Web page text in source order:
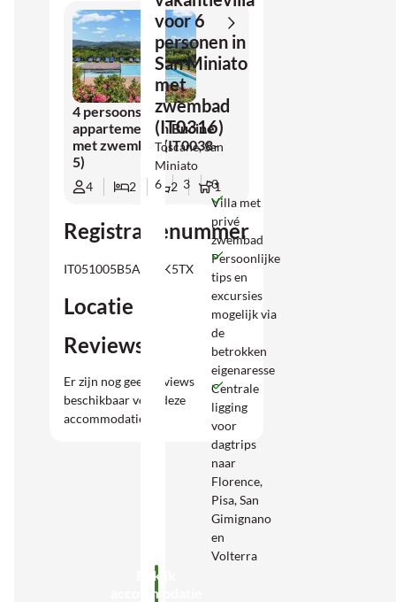
4 persoons
appartement in Bucine
met zwembad (IT0038-
5)
4 2 2 1
Registratienummer
IT051005B5A9LAK5TX
Locatie
Reviews
Er zijn nog geen reviews
beschikbaar voor deze
accommodatie.
voor 6
personen in
San Miniato
met
zwembad
(IT0316)
Toscane, San
Miniato
6
3
3
Villa met
privé
zwembad
Persoonlijke
tips en
excursies
mogelijk via
de
betrokken
eigenaresse
Centrale
ligging
voor
dagtrips
naar
Florence,
Pisa, San
Gimignano
en
Volterra
Bekijk
accommodatie